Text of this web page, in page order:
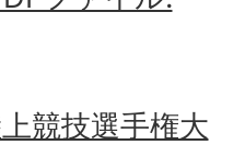
競技選手権大